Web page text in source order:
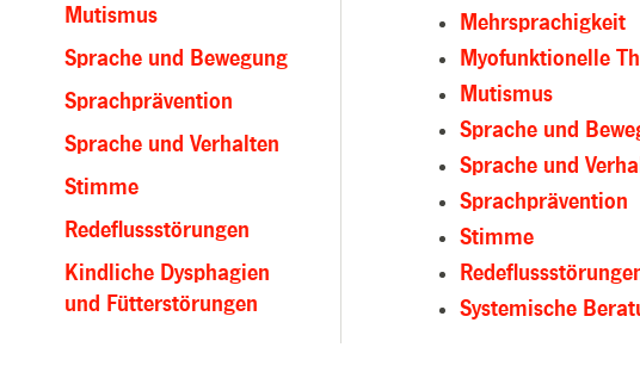
Mutismus
Sprache und Bewegung
Sprachprävention
Sprache und Verhalten
Stimme
Redeflussstörungen
Kindliche Dysphagien
und Fütterstörungen
Mehrsprachigkeit
Myofunktionelle
Mutismus
Sprache und
Sprache und
Sprachprävention
Stimme
Systemische